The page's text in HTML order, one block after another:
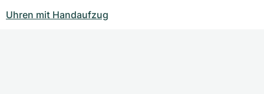
Uhren mit Handaufzug